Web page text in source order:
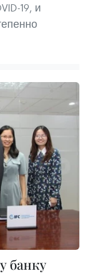
19, и
банку